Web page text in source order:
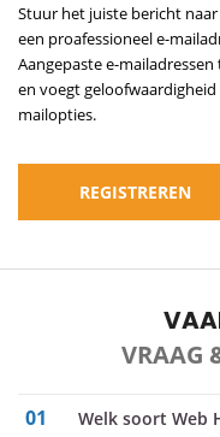
Stuur het juiste bericht
een proafessioneel e-
Aangepaste e-
en voegt
mailopties.
REGISTREREN
VRAAG
01 Welk soort